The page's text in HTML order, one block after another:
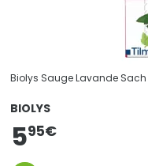
Biolys Sauge Lavande Sach
BIOLYS
595€